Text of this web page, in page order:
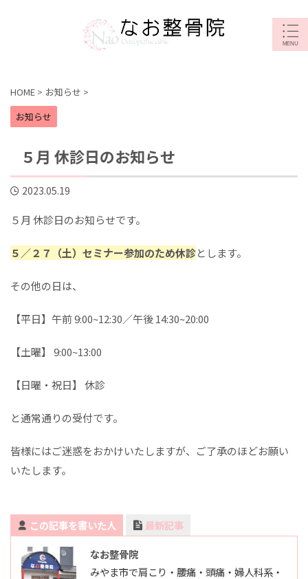
HOME > お知らせ >
お知らせ
５月 休診日のお知らせ
2023.05.19
５月 休診日のお知らせです。
５／２７（土）セミナー参加のため休診とします。
その他の日は、
【平日】午前 9:00~12:30／午後 14:30~20:00
【土曜】 9:00~13:00
【日曜・祝日】 休診
と通常通りの受付です。
皆様にはご迷惑をおかけいたしますが、ご了承のほどお願い
いたします。
この記事を書いた人
最新記事
なお整骨院
みやま市で肩こり・腰痛・頭痛・婦人科系・